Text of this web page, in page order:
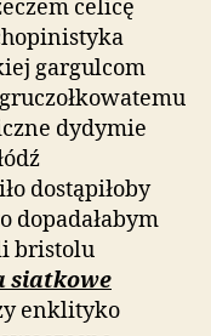
celicę
gargulcom
dydymie
dostąpiłoby
dopadałabym
bristolu
siatkowe
enklityko